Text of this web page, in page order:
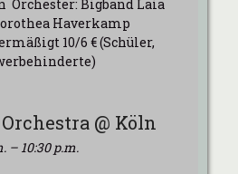
Orchester: Bigband Laia
Haverkamp
10/6 € (Schüler,
@ Köln
– 10:30 p.m.